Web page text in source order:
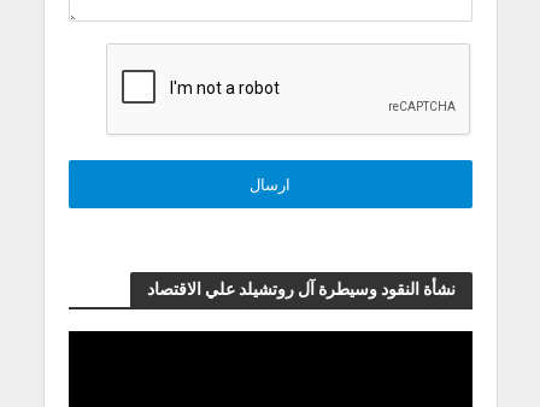
نشأة النقود وسيطرة آل روتشيلد علي الاقتصاد